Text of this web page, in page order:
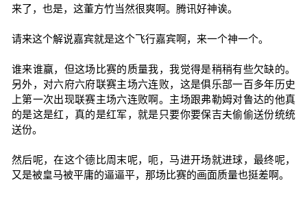
来了，也是，这董方竹当然很爽啊。腾讯好神诶。
请来这个解说嘉宾就是这个飞行嘉宾啊，来一个神一个。
谁来谁赢，但这场比赛的质量我，我觉得是稍稍有些欠缺的。
另外，对六府六府联赛主场六连败，这是俱乐部一百多年历史
上第一次出现联赛主场六连败啊。主场跟弗勒姆对鲁达的他真
的是这是红，真的是红军，就是只要你要保吉夫偷偷送份统统
送份。
然后呢，在这个德比周末呢，呃，马进开场就进球，最终呢，
又是被皇马被平庸的逼逼平，那场比赛的画面质量也挺差啊。